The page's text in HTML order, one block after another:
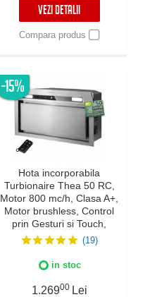
VEZI DETALII
Compara produs
-15%
Hota incorporabila
Turbionaire Thea 50 RC,
Motor 800 mc/h, Clasa A+,
Motor brushless, Control
prin Gesturi si Touch,
Telecomanda, Iluminare
LED 4000K, Aspiratie
perimetrala, 3 viteze +
Aluminiu in 5 straturi
(19)
in stoc
1.26900 Lei